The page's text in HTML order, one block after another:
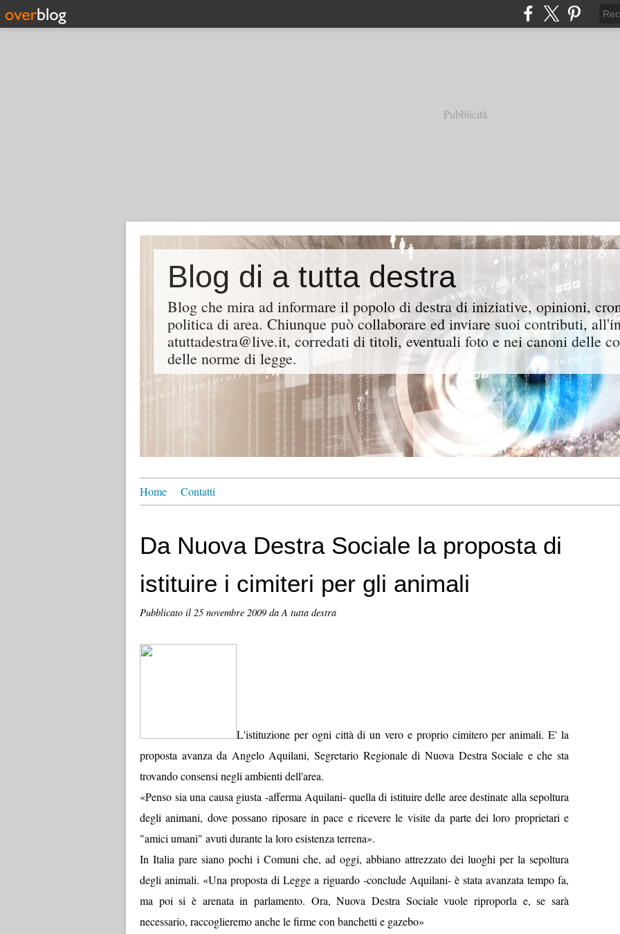
Pubblicità
Blog di a tutta destra
Blog che mira ad informare il popolo di destra di iniziative, opinioni,
politica di area. Chiunque può collaborare ed inviare suoi contributi,
atuttadestra@live.it, corredati di titoli, eventuali foto e nei canoni delle
delle norme di legge.
Home Contatti
Da Nuova Destra Sociale la proposta di
istituire i cimiteri per gli animali
Pubblicato il 25 novembre 2009 da A tutta destra
L'istituzione per ogni città di un vero e proprio cimitero per animali. E' la
proposta avanza da Angelo Aquilani, Segretario Regionale di Nuova Destra Sociale e che sta
trovando consensi negli ambienti dell'area.
«Penso sia una causa giusta -afferma Aquilani- quella di istituire delle aree destinate alla sepoltura
degli animani, dove possano riposare in pace e ricevere le visite da parte dei loro proprietari e
"amici umani" avuti durante la loro esistenza terrena».
In Italia pare siano pochi i Comuni che, ad oggi, abbiano attrezzato dei luoghi per la sepoltura
degli animali. «Una proposta di Legge a riguardo -conclude Aquilani- è stata avanzata tempo fa,
ma poi si è arenata in parlamento. Ora, Nuova Destra Sociale vuole riproporla e, se sarà
necessario, raccoglieremo anche le firme con banchetti e gazebo»